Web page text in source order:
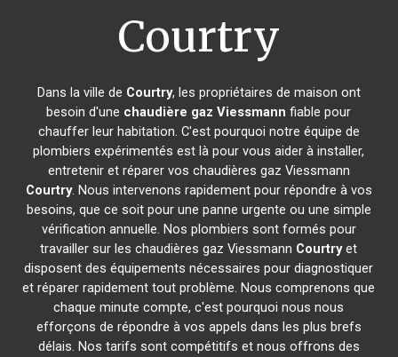
Courtry
Dans la ville de Courtry, les propriétaires de maison ont
besoin d'une chaudière gaz Viessmann fiable pour
chauffer leur habitation. C'est pourquoi notre équipe de
plombiers expérimentés est là pour vous aider à installer,
entretenir et réparer vos chaudières gaz Viessmann
Courtry. Nous intervenons rapidement pour répondre à vos
besoins, que ce soit pour une panne urgente ou une simple
vérification annuelle. Nos plombiers sont formés pour
travailler sur les chaudières gaz Viessmann Courtryet
disposent des équipements nécessaires pour diagnostiquer
et réparer rapidement tout problème. Nous comprenons que
chaque minute compte, c'est pourquoi nous nous
efforçons de répondre à vos appels dans les plus brefs
délais. Nos tarifs sont compétitifs et nous offrons des